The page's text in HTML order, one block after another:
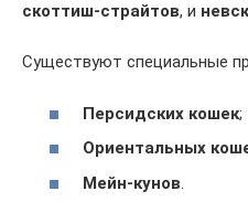
скоттиш-страйтов, и
Существуют специальные
Персидских кошек;
Ориентальных
Мейн-кунов.